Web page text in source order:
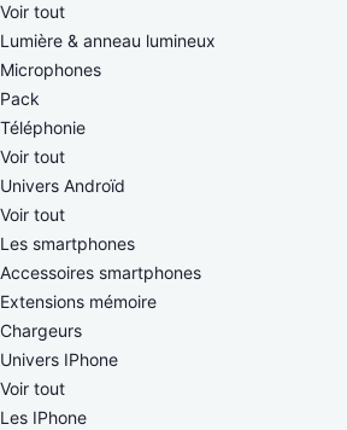
Voir tout
Lumière & anneau lumineux
Microphones
Pack
Téléphonie
Voir tout
Univers Androïd
Voir tout
Les smartphones
Accessoires smartphones
Extensions mémoire
Chargeurs
Univers IPhone
Voir tout
Les IPhone